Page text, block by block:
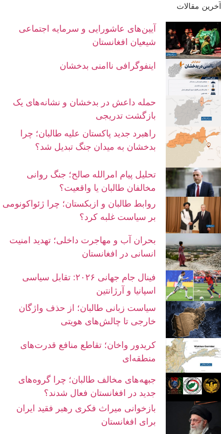
آخرین مقالات
آیین‌های عاشورایی و سرمایه اجتماعی
شیعیان افغانستان
اینفوگرافی ناامنی بدخشان
حمله داعش در بدخشان و نشانه‌های یک
بازگشت تدریجی
راهبرد جدید پاکستان علیه طالبان؛ چرا
بدخشان به میدان جنگ تبدیل شد؟
تحلیل پیام امرالله صالح؛ جنگ روانی
مخالفان طالبان یا واقعیت؟
روابط طالبان و ازبکستان؛ چرا ژئواکونومی
بر سیاست غلبه کرد؟
بحران آب و مهاجرت داخلی؛ تهدید امنیت
انسانی در افغانستان
فینال جام جهانی ۲۰۲۶: تقابل سیاسی
اسپانیا و آرژانتین
سیاست زبانی طالبان؛ از حذف واژگان
خارجی تا چالش‌های هویتی
کریدور واخان؛ تقاطع منافع قدرت‌های
منطقه‌ای
جبهه‌های مخالف طالبان؛ چرا گروه‌های
جدید در افغانستان فعال شدند؟
بازخوانی میراث فکری رهبر فقید ایران
برای افغانستان